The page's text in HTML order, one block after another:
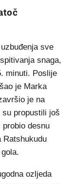
sve
snaga,
minuti. Poslije
je Marka
je na
propustili još
desnu
Ratshukudu
ozljeda